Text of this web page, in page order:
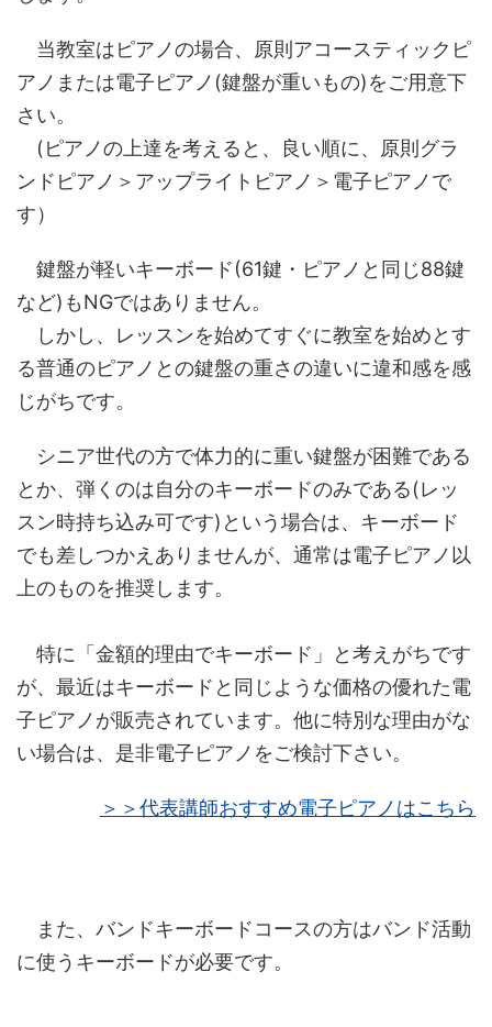
当教室はピアノの場合、原則アコースティックピ
アノまたは電子ピアノ(鍵盤が重いもの)をご用意下
さい。
(ピアノの上達を考えると、良い順に、原則グラ
ンドピアノ＞アップライトピアノ＞電子ピアノで
す）
鍵盤が軽いキーボード(61鍵・ピアノと同じ88鍵
など)もNGではありません。
しかし、レッスンを始めてすぐに教室を始めとす
る普通のピアノとの鍵盤の重さの違いに違和感を感
じがちです。
シニア世代の方で体力的に重い鍵盤が困難である
とか、弾くのは自分のキーボードのみである(レッ
スン時持ち込み可です)という場合は、キーボード
でも差しつかえありませんが、通常は電子ピアノ以
上のものを推奨します。
特に「金額的理由でキーボード」と考えがちです
が、最近はキーボードと同じような価格の優れた電
子ピアノが販売されています。他に特別な理由がな
い場合は、是非電子ピアノをご検討下さい。
＞＞代表講師おすすめ電子ピアノはこちら
また、バンドキーボードコースの方はバンド活動
に使うキーボードが必要です。